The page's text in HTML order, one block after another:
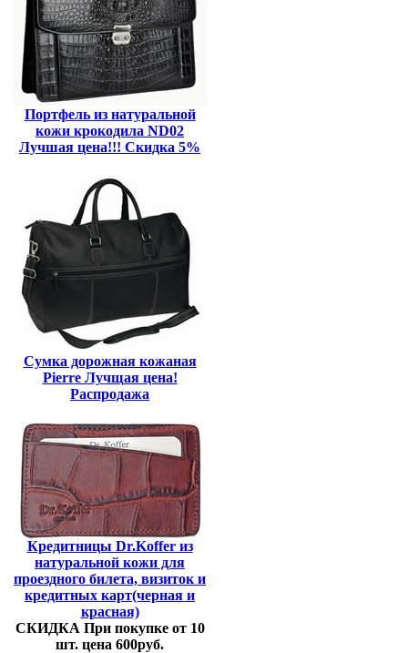
Портфель из натуральной
кожи крокодила ND02
Лучшая цена!!! Скидка 5%
Сумка дорожная кожаная
Pierre Лучщая цена!
Распродажа
Кредитницы Dr.Koffer из
натуральной кожи для
проездного билета, визиток и
кредитных карт(черная и
красная)
СКИДКА При покупке от 10
шт. цена 600руб.